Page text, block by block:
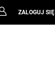
ZALOGUJ SIĘ